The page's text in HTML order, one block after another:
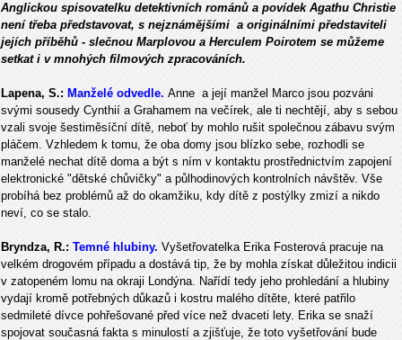
Anglickou spisovatelku detektivních románů a povídek Agathu Christie
není třeba představovat, s nejznámějšími a originálními představiteli
jejích příběhů - slečnou Marplovou a Herculem Poirotem se můžeme
setkat i v mnohých filmových zpracováních.
Lapena, S.: Manželé odvedle. Anne a její manžel Marco jsou pozváni
svými sousedy Cynthií a Grahamem na večírek, ale ti nechtějí, aby s sebou
vzali svoje šestiměsíční dítě, neboť by mohlo rušit společnou zábavu svým
pláčem. Vzhledem k tomu, že oba domy jsou blízko sebe, rozhodli se
manželé nechat dítě doma a být s ním v kontaktu prostřednictvím zapojení
elektronické "dětské chůvičky" a půlhodinových kontrolních návštěv. Vše
probíhá bez problémů až do okamžiku, kdy dítě z postýlky zmizí a nikdo
neví, co se stalo.
Bryndza, R.: Temné hlubiny. Vyšetřovatelka Erika Fosterová pracuje na
velkém drogovém případu a dostává tip, že by mohla získat důležitou indicii
v zatopeném lomu na okraji Londýna. Nařídí tedy jeho prohledání a hlubiny
vydají kromě potřebných důkazů i kostru malého dítěte, které patřilo
sedmileté dívce pohřešované před více než dvaceti lety. Erika se snaží
spojovat současná fakta s minulostí a zjišťuje, že toto vyšetřování bude